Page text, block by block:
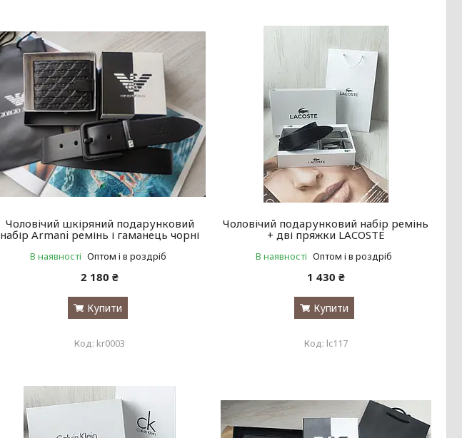
Чоловічий шкіряний подарунковий
набір Armani ремінь і гаманець чорні
В наявності Оптом і в роздріб
2 180 ₴
Купити
kr0003
Чоловічий подарунковий набір ремінь
+ дві пряжки LACOSTE
В наявності Оптом і в роздріб
1 430 ₴
Купити
lc117